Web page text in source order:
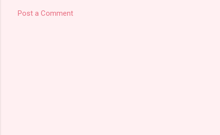
Post a Comment